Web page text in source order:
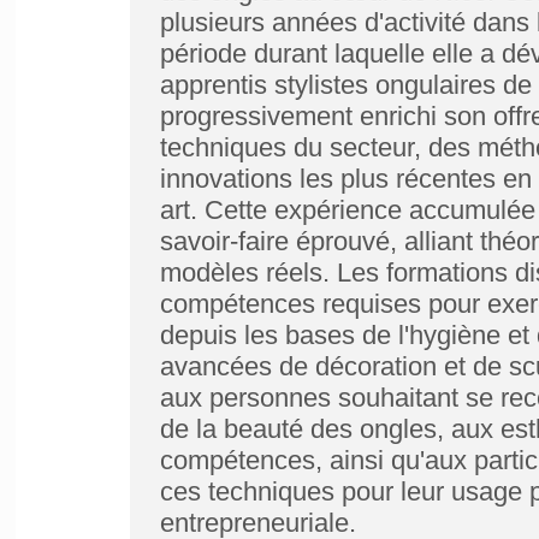
plusieurs années d'activité
période durant laquelle elle a
apprentis stylistes ongulaires
progressivement enrichi son
techniques du secteur, des
innovations les plus récentes
art. Cette expérience
savoir-faire éprouvé, alliant
modèles réels. Les formations
compétences requises pour
depuis les bases de l'hygiène
avancées de décoration et de
aux personnes souhaitant se
de la beauté des ongles, aux
compétences, ainsi qu'aux
ces techniques pour leur usage
entrepreneuriale.